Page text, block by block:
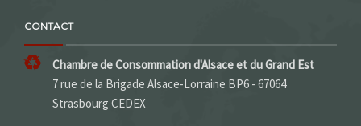
CONTACT
Chambre de Consommation d'Alsace et du Grand Est
7 rue de la Brigade Alsace-Lorraine BP6 - 67064
Strasbourg CEDEX